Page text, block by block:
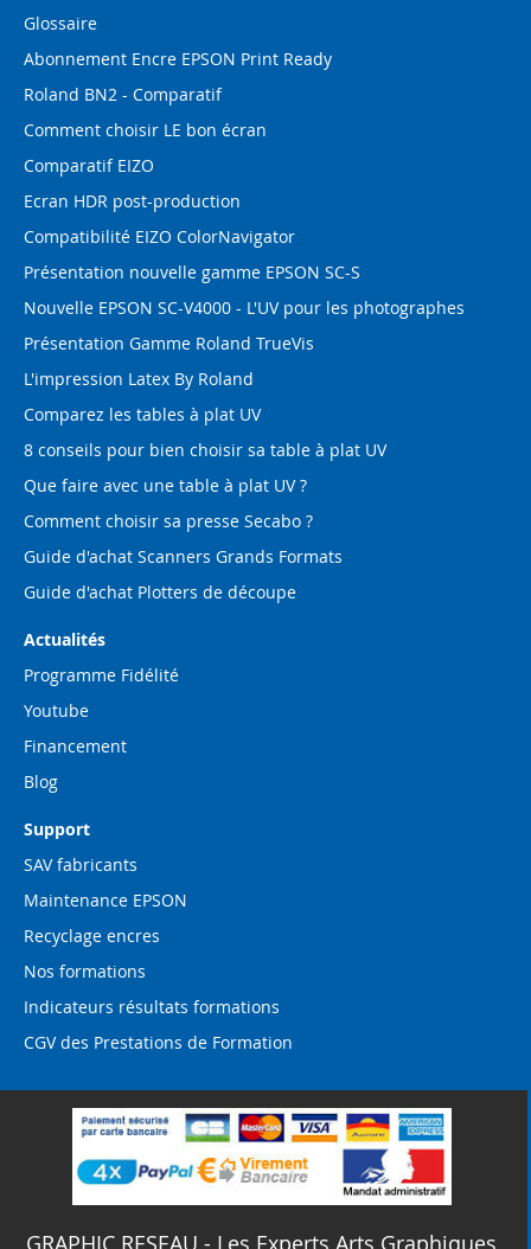
Glossaire
Abonnement Encre EPSON Print Ready
Roland BN2 - Comparatif
Comment choisir LE bon écran
Comparatif EIZO
Ecran HDR post-production
Compatibilité EIZO ColorNavigator
Présentation nouvelle gamme EPSON SC-S
Nouvelle EPSON SC-V4000 - L'UV pour les photographes
Présentation Gamme Roland TrueVis
L'impression Latex By Roland
Comparez les tables à plat UV
8 conseils pour bien choisir sa table à plat UV
Que faire avec une table à plat UV ?
Comment choisir sa presse Secabo ?
Guide d'achat Scanners Grands Formats
Guide d'achat Plotters de découpe
Actualités
Programme Fidélité
Youtube
Financement
Blog
Support
SAV fabricants
Maintenance EPSON
Recyclage encres
Nos formations
Indicateurs résultats formations
CGV des Prestations de Formation
GRAPHIC RESEAU - Les Experts Arts Graphiques